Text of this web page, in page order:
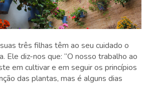
três filhas têm ao seu cuidado o
Ele diz-nos que: “O nosso trabalho ao
em cultivar e em seguir os princípios
das plantas, mas é alguns dias